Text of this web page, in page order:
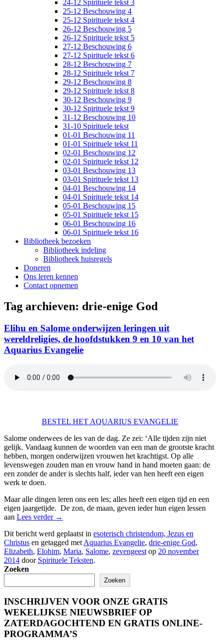
24-12 Spirituele tekst 3
25-12 Beschouwing 4
25-12 Spirituele tekst 4
26-12 Beschouwing 5
26-12 Spirituele tekst 5
27-12 Beschouwing 6
27-12 Spirituele tekst 6
28-12 Beschouwing 7
28-12 Spirituele tekst 7
29-12 Beschouwing 8
29-12 Spirituele tekst 8
30-12 Beschouwing 9
30-12 Spirituele tekst 9
31-12 Beschouwing 10
31-10 Spirituele tekst
01-01 Beschouwing 11
01-01 Spirituele tekst 11
02-01 Beschouwing 12
02-01 Spirituele tekst 12
03-01 Beschouwing 13
03-01 Spirituele tekst 13
04-01 Beschouwing 14
04-01 Spirituele tekst 14
05-01 Beschouwing 15
05-01 Spirituele tekst 15
06-01 Beschouwing 16
06-01 Spirituele tekst 16
Bibliotheek bezoeken
Bibliotheek indeling
Bibliotheek huisregels
Doneren
Ons leren kennen
Contact opnemen
Tag archieven: drie-enige God
Elihu en Salome onderwijzen leringen uit
wereldreligies, de hoofdstukken 9 en 10 van het
Aquarius Evangelie
BESTEL HET AQUARIUS EVANGELIE
Salome onderwees de les van de dag. Ze zei: ‘Alle tijden zijn niet
gelijk. Vandaag kunnen de woorden van een man de grootste kracht
hebben, morgen onderwijzen vrouwen het krachtigst. Op alle
levenswegen zouden man en vrouw hand in hand moeten gaan: de
een zonder de ander is slechts half, ieder van hen heeft een eigen
werk te doen.
Maar alle dingen leren ons een les; alles heeft een eigen tijd en een
eigen jaargetijde. De zon, de maan, geven ieder hun eigen lessen
aan Lees verder →
Dit bericht werd geplaatst in esoterisch christendom, Jezus en
Christus en getagged met Aquarius Evangelie, drie-enige God,
Elizabeth, Elohim, Maria, Salome, zevengeest op 20 november
2014 door Spirituele Teksten.
Zoeken
Zoeken
INSCHRIJVEN VOOR ONZE GRATIS
WEKELIJKSE NIEUWSBRIEF OP
ZATERDAGOCHTEND EN GRATIS ONLINE-
PROGRAMMA’S